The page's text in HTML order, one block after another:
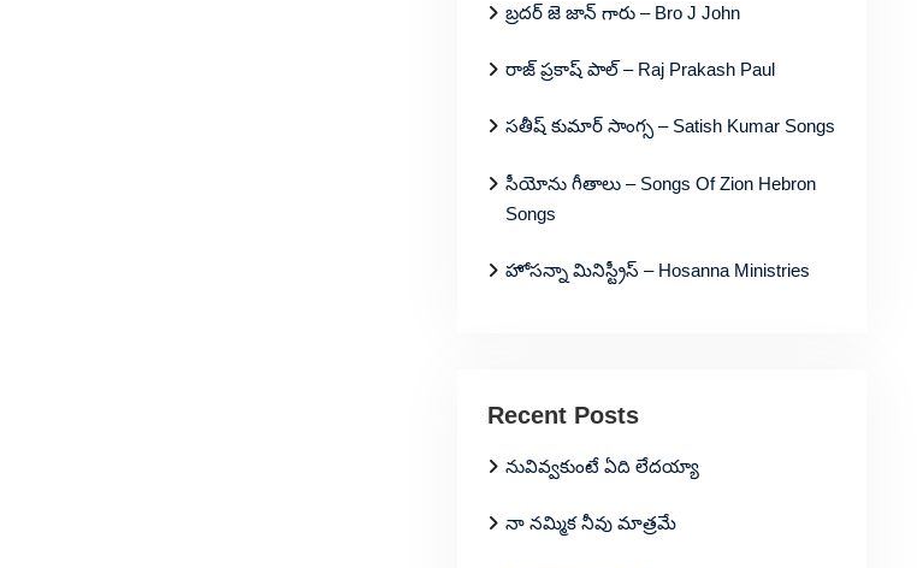
బ్రదర్ జె జాన్ గారు – Bro J John
రాజ్ ప్రకాష్ పాల్ – Raj Prakash Paul
సతీష్ కుమార్ సాంగ్స – Satish Kumar Songs
సీయోను గీతాలు – Songs Of Zion Hebron
Songs
హోసన్నా మినిస్ట్రీస్ – Hosanna Ministries
Recent Posts
నువివ్వకుంటే ఏది లేదయ్యా
నా నమ్మిక నీవు మాత్రమే